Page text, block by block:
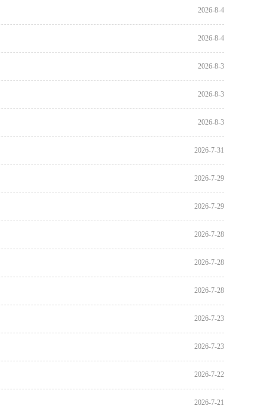
2026-8-4
2026-8-4
2026-8-3
2026-8-3
2026-8-3
2026-7-31
2026-7-29
2026-7-29
2026-7-28
2026-7-28
2026-7-28
2026-7-23
2026-7-23
2026-7-22
2026-7-21